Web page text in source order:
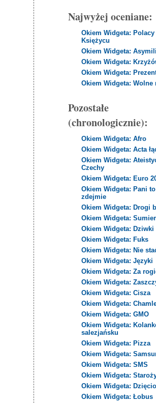
Najwyżej oceniane:
Okiem Widgeta: Polacy
Księżycu
Okiem Widgeta:
Okiem Widgeta:
Okiem Widgeta:
Okiem Widgeta: Wolne
Pozostałe
(chronologicznie):
Okiem Widgeta: Afro
Okiem Widgeta: Acta
Okiem Widgeta:
Czechy
Okiem Widgeta: Euro
Okiem Widgeta: Pani to
zdejmie
Okiem Widgeta: Drogi
Okiem Widgeta:
Okiem Widgeta: Dziwki
Okiem Widgeta: Fuks
Okiem Widgeta: Nie
Okiem Widgeta: Języki
Okiem Widgeta: Za
Okiem Widgeta:
Okiem Widgeta: Cisza
Okiem Widgeta:
Okiem Widgeta: GMO
Okiem Widgeta:
salezjańsku
Okiem Widgeta: Pizza
Okiem Widgeta:
Okiem Widgeta: SMS
Okiem Widgeta:
Okiem Widgeta:
Okiem Widgeta: Łobus